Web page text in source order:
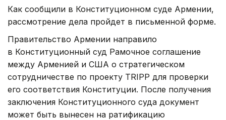
Как сообщили в Конституционном суде Армении,
рассмотрение дела пройдет в письменной форме.
Правительство Армении направило
в Конституционный суд Рамочное соглашение
между Арменией и США о стратегическом
сотрудничестве по проекту TRIPP для проверки
его соответствия Конституции. После получения
заключения Конституционного суда документ
может быть вынесен на ратификацию